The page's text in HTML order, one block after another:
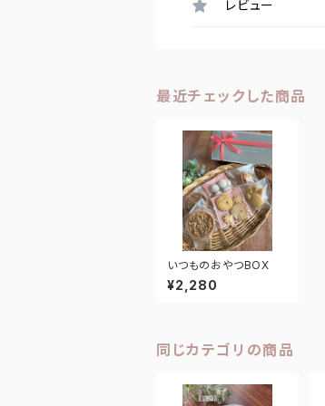
レビュー
最近チェックした商品
いつものおやつBOX
¥2,280
同じカテゴリの商品